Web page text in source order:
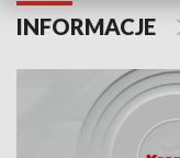
INFORMACJE